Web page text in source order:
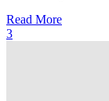
Read More
3